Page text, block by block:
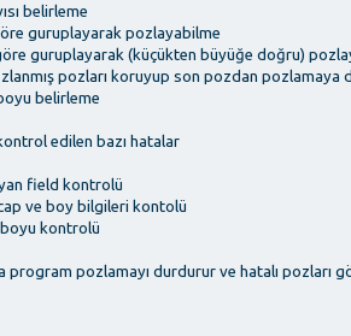
belirleme
guruplayarak pozlayabilme
guruplayarak (küçükten büyüğe doğru)
pozları koruyup son pozdan pozlamaya
belirleme
edilen bazı hatalar
field kontrolü
ve boy bilgileri kontolü
kontrolü
program pozlamayı durdurur ve hatalı pozları